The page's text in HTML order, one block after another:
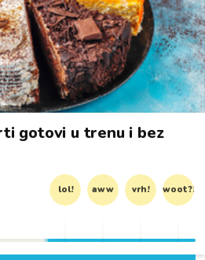
gotovi u trenu i bez
lol! aww vrh! woot?!